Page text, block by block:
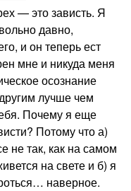
— это зависть. Я
давно,
и он теперь ест
мне и никуда меня
осознание
лучше чем
Почему я еще
Потому что а)
не так, как на самом
на свете и б) я
наверное.